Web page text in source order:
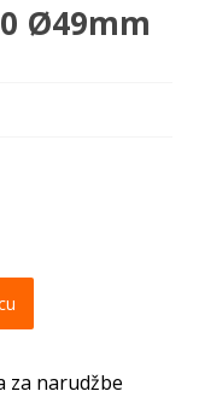
Ø49mm
za narudžbe